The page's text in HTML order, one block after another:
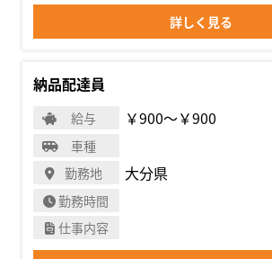
詳しく見る
納品配達員
給与 ￥900〜￥900
車種
勤務地
大分県
勤務時間
仕事内容